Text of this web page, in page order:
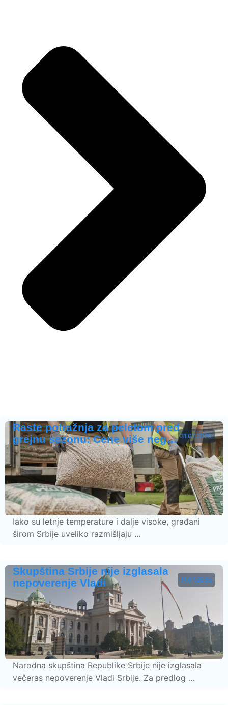
31.07.2026.
Raste potražnja za peletom pred
grejnu sezonu: Cene više neg…
Iako su letnje temperature i dalje visoke, građani
širom Srbije uveliko razmišljaju …
31.07.2026.
Skupština Srbije nije izglasala
nepoverenje Vladi
Narodna skupština Republike Srbije nije izglasala
večeras nepoverenje Vladi Srbije. Za predlog …